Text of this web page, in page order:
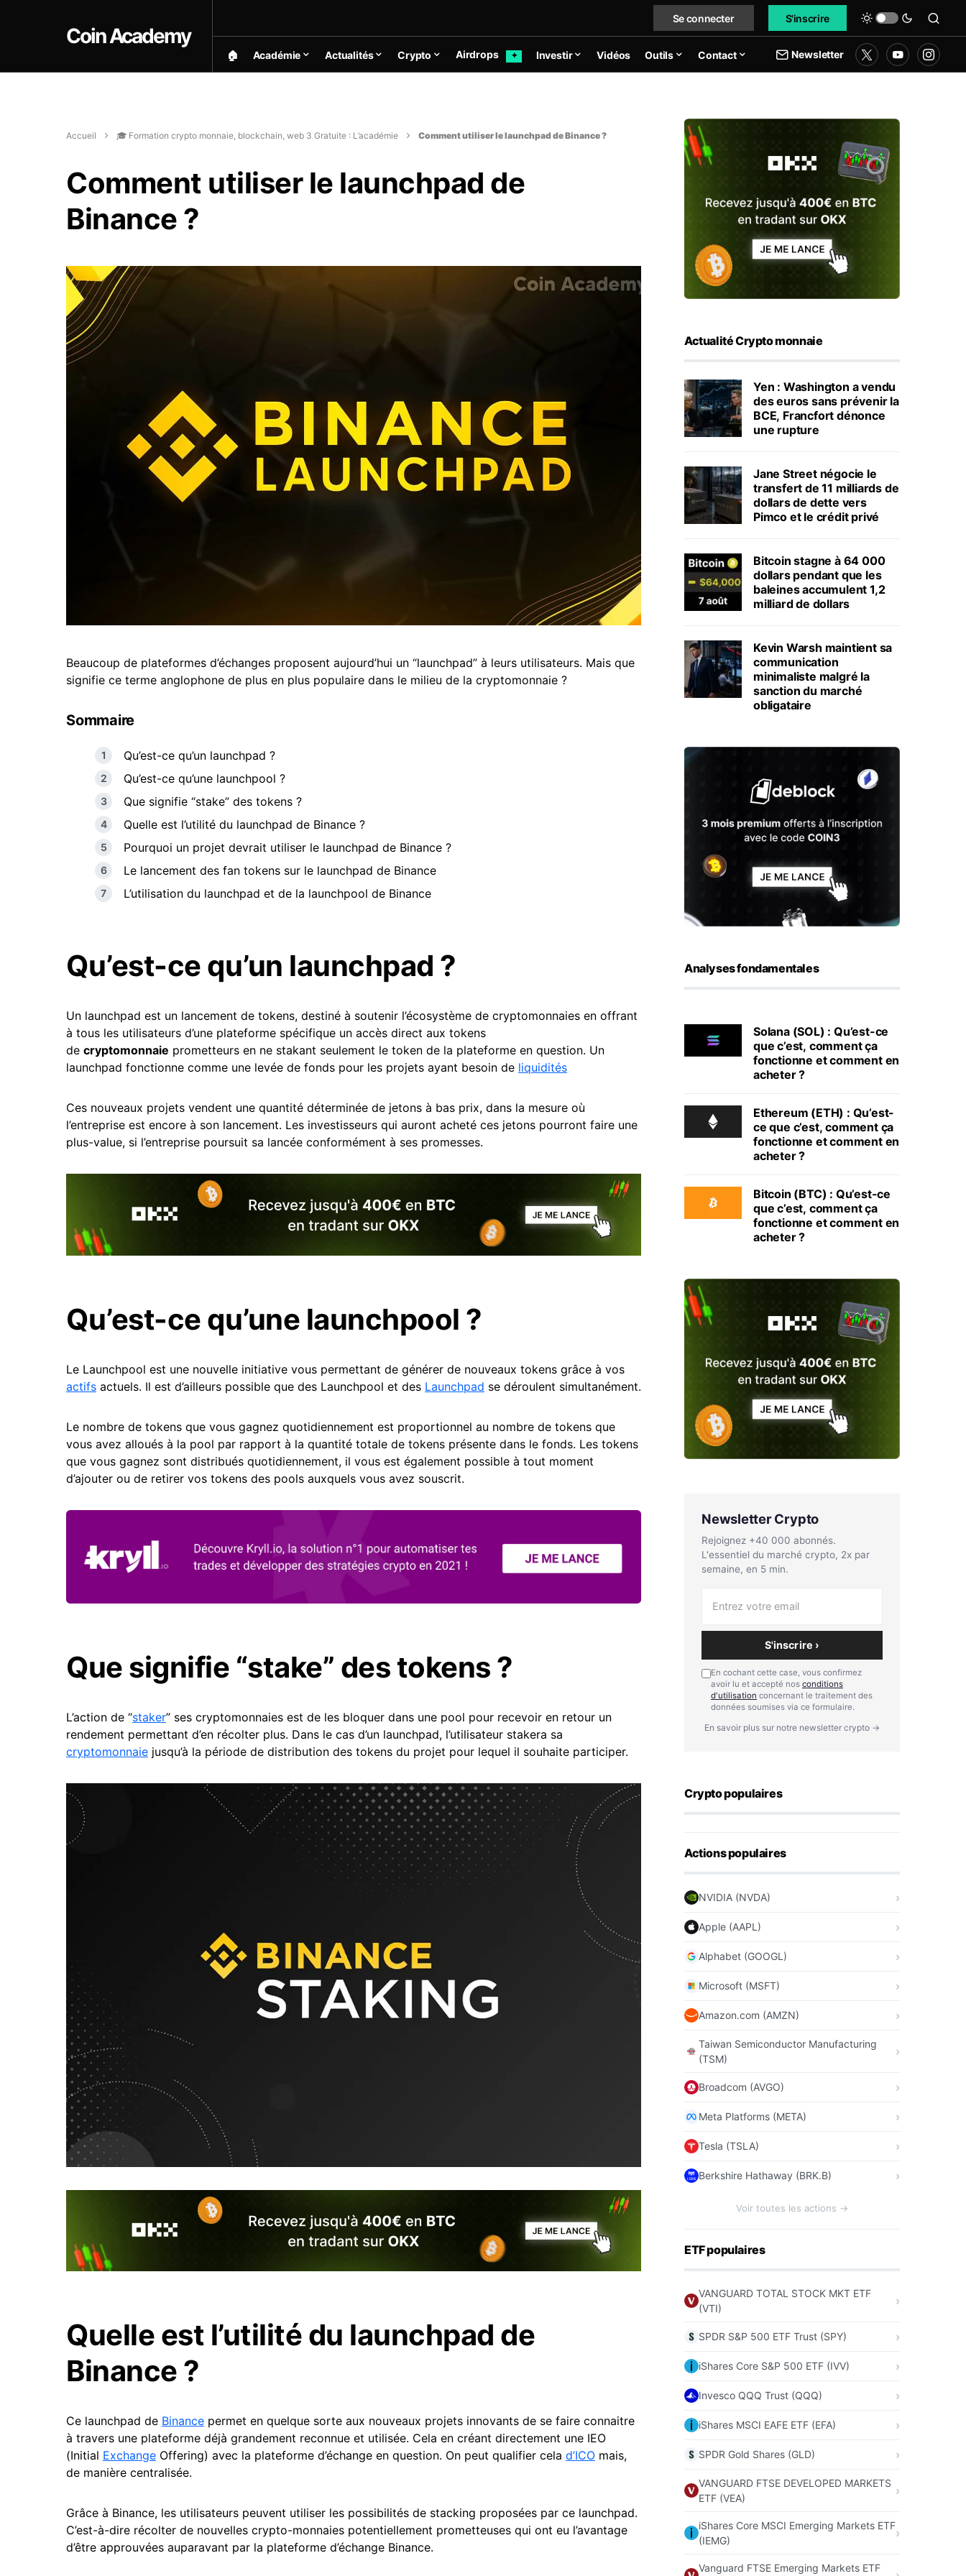
Coin Academy
Se connecter S'inscrire
🏠︎ Académie Actualités Crypto Airdrops ✦ Investir Vidéos Outils Contact Newsletter
Accueil 🎓 Formation crypto monnaie, blockchain, web 3 Gratuite : L’académie Comment utiliser le launchpad de Binance ?
Comment utiliser le launchpad de
Binance ?
Beaucoup de plateformes d’échanges proposent aujourd’hui un “launchpad” à leurs utilisateurs. Mais que
signifie ce terme anglophone de plus en plus populaire dans le milieu de la cryptomonnaie ?
Sommaire
Qu’est-ce qu’un launchpad ?
Qu’est-ce qu’une launchpool ?
Que signifie “stake” des tokens ?
Quelle est l’utilité du launchpad de Binance ?
Pourquoi un projet devrait utiliser le launchpad de Binance ?
Le lancement des fan tokens sur le launchpad de Binance
L’utilisation du launchpad et de la launchpool de Binance
Qu’est-ce qu’un launchpad ?
Un launchpad est un lancement de tokens, destiné à soutenir l’écosystème de cryptomonnaies en offrant
à tous les utilisateurs d’une plateforme spécifique un accès direct aux tokens
de cryptomonnaie prometteurs en ne stakant seulement le token de la plateforme en question. Un
launchpad fonctionne comme une levée de fonds pour les projets ayant besoin de liquidités
Ces nouveaux projets vendent une quantité déterminée de jetons à bas prix, dans la mesure où
l’entreprise est encore à son lancement. Les investisseurs qui auront acheté ces jetons pourront faire une
plus-value, si l’entreprise poursuit sa lancée conformément à ses promesses.
Qu’est-ce qu’une launchpool ?
Le Launchpool est une nouvelle initiative vous permettant de générer de nouveaux tokens grâce à vos
actifs actuels. Il est d’ailleurs possible que des Launchpool et des Launchpad se déroulent simultanément.
Le nombre de tokens que vous gagnez quotidiennement est proportionnel au nombre de tokens que
vous avez alloués à la pool par rapport à la quantité totale de tokens présente dans le fonds. Les tokens
que vous gagnez sont distribués quotidiennement, il vous est également possible à tout moment
d’ajouter ou de retirer vos tokens des pools auxquels vous avez souscrit.
Que signifie “stake” des tokens ?
L’action de “staker” ses cryptomonnaies est de les bloquer dans une pool pour recevoir en retour un
rendement permettant d’en récolter plus. Dans le cas d’un launchpad, l’utilisateur stakera sa
cryptomonnaie jusqu’à la période de distribution des tokens du projet pour lequel il souhaite participer.
Quelle est l’utilité du launchpad de
Binance ?
Ce launchpad de Binance permet en quelque sorte aux nouveaux projets innovants de se faire connaitre
à travers une plateforme déjà grandement reconnue et utilisée. Cela en créant directement une IEO
(Initial Exchange Offering) avec la plateforme d’échange en question. On peut qualifier cela d’ICO mais,
de manière centralisée.
Grâce à Binance, les utilisateurs peuvent utiliser les possibilités de stacking proposées par ce launchpad.
C’est-à-dire récolter de nouvelles crypto-monnaies potentiellement prometteuses qui ont eu l’avantage
d’être approuvées auparavant par la plateforme d’échange Binance.
Actualité Crypto monnaie
Yen : Washington a vendu
des euros sans prévenir la
BCE, Francfort dénonce
une rupture
Jane Street négocie le
transfert de 11 milliards de
dollars de dette vers
Pimco et le crédit privé
Bitcoin stagne à 64 000
dollars pendant que les
baleines accumulent 1,2
milliard de dollars
Kevin Warsh maintient sa
communication
minimaliste malgré la
sanction du marché
obligataire
Analyses fondamentales
Solana (SOL) : Qu’est-ce
que c’est, comment ça
fonctionne et comment en
acheter ?
Ethereum (ETH) : Qu’est-
ce que c’est, comment ça
fonctionne et comment en
acheter ?
Bitcoin (BTC) : Qu’est-ce
que c’est, comment ça
fonctionne et comment en
acheter ?
Newsletter Crypto
Rejoignez +40 000 abonnés.
L'essentiel du marché crypto, 2x par
semaine, en 5 min.
S'inscrire ›
En cochant cette case, vous confirmez
avoir lu et accepté nos conditions
d'utilisation concernant le traitement des
données soumises via ce formulaire.
En savoir plus sur notre newsletter crypto →
Crypto populaires
Actions populaires
NVIDIA (NVDA)
Apple (AAPL)
Alphabet (GOOGL)
Microsoft (MSFT)
Amazon.com (AMZN)
Taiwan Semiconductor Manufacturing
(TSM)
Broadcom (AVGO)
Meta Platforms (META)
Tesla (TSLA)
Berkshire Hathaway (BRK.B)
Voir toutes les actions →
ETF populaires
VANGUARD TOTAL STOCK MKT ETF
(VTI)
SPDR S&P 500 ETF Trust (SPY)
iShares Core S&P 500 ETF (IVV)
Invesco QQQ Trust (QQQ)
iShares MSCI EAFE ETF (EFA)
SPDR Gold Shares (GLD)
VANGUARD FTSE DEVELOPED MARKETS
ETF (VEA)
iShares Core MSCI Emerging Markets ETF
(IEMG)
Vanguard FTSE Emerging Markets ETF